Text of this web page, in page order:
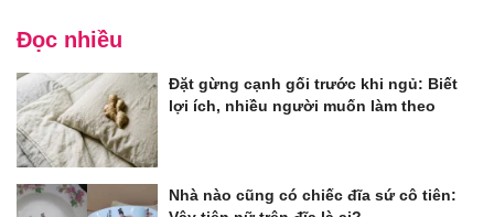
Đọc nhiều
Đặt gừng cạnh gối trước khi ngủ: Biết
lợi ích, nhiều người muốn làm theo
Nhà nào cũng có chiếc đĩa sứ cô tiên: